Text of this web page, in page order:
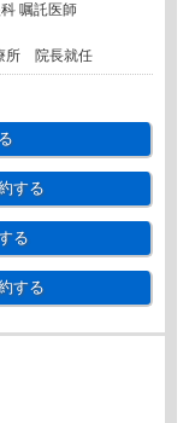
嘱託医師
所 院長就任
する
る
する